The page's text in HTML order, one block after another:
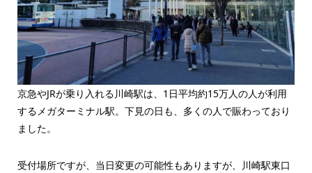
京急やJRが乗り入れる川崎駅は、1日平均約15万人の人が利用
するメガターミナル駅。下見の日も、多くの人で賑わっており
ました。
受付場所ですが、当日変更の可能性もありますが、川崎駅東口